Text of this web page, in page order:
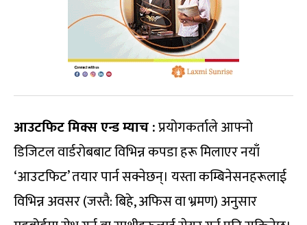
आउटफिट मिक्स एन्ड म्याच :प्रयोगकर्ताले आफ्नो
डिजिटल वार्डरोबबाट विभिन्न कपडा हरू मिलाएर नयाँ
‘आउटफिट’ तयार पार्न सक्नेछन्। यस्ता कम्बिनेसनहरूलाई
विभिन्न अवसर (जस्तै: बिहे, अफिस वा भ्रमण) अनुसार